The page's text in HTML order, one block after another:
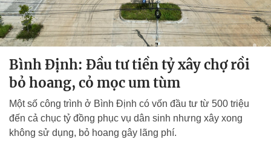
Bình Định: Đầu tư tiền tỷ xây chợ rồi
bỏ hoang, cỏ mọc um tùm
Một số công trình ở Bình Định có vốn đầu tư từ 500 triệu
đến cả chục tỷ đồng phục vụ dân sinh nhưng xây xong
không sử dụng, bỏ hoang gây lãng phí.